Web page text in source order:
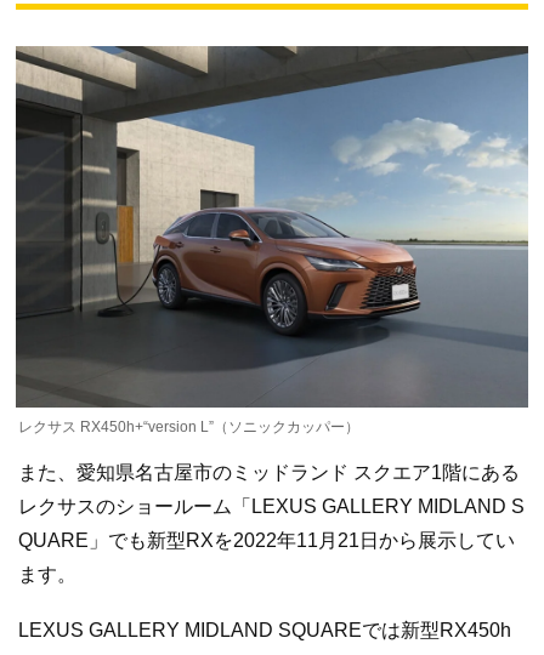
レクサス RX450h+“version L”（ソニックカッパー）
また、愛知県名古屋市のミッドランド スクエア1階にある
レクサスのショールーム「LEXUS GALLERY MIDLAND S
QUARE」でも新型RXを2022年11月21日から展示してい
ます。
LEXUS GALLERY MIDLAND SQUAREでは新型RX450h